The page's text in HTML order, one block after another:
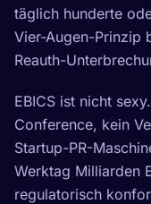
täglich hunderte
Vier-Augen-Prinzip
Reauth-
EBICS ist nicht
Conference, kein
Startup-PR-
Werktag Milliarden
regulatorisch